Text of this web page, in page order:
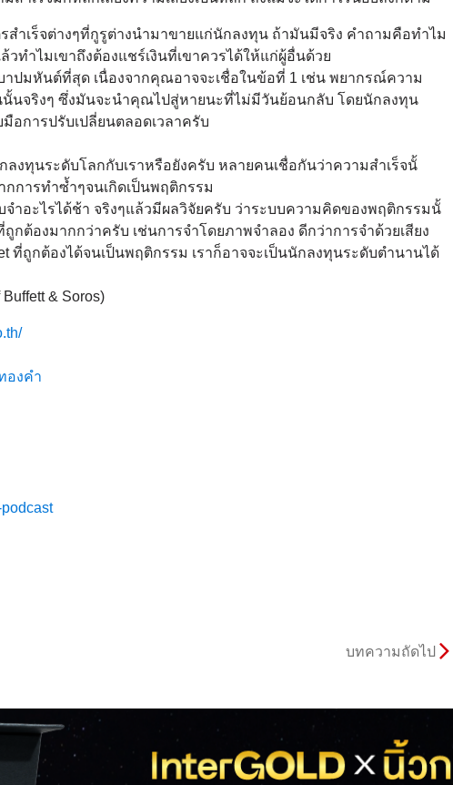
สำเร็จต่างๆที่กูรูต่างนำมาขายแก่นักลงทุน ถ้ามันมีจริง คำถามคือทำไม
วทำไมเขาถึงต้องแชร์เงินที่เขาควรได้ให้แก่ผู้อื่นด้วย
าปมหันต์ที่สุด เนื่องจากคุณอาจจะเชื่อในข้อที่ 1 เช่น พยากรณ์ความ
นั้นจริงๆ ซึ่งมันจะนำคุณไปสู่หายนะที่ไม่มีวันย้อนกลับ โดยนักลงทุน
อการปรับเปลี่ยนตลอดเวลาครับ
ลงทุนระดับโลกกับเราหรือยังครับ หลายคนเชื่อกันว่าความสำเร็จนั้
การทำซ้ำๆจนเกิดเป็นพฤติกรรม
ำอะไรได้ช้า จริงๆแล้วมีผลวิจัยครับ ว่าระบบความคิดของพฤติกรรมนั้
ถูกต้องมากกว่าครับ เช่นการจำโดยภาพจำลอง ดีกว่าการจำด้วยเสียง
ที่ถูกต้องได้จนเป็นพฤติกรรม เราก็อาจจะเป็นนักลงทุนระดับตำนานได้
& Soros)
องคำ
บทความถัดไป